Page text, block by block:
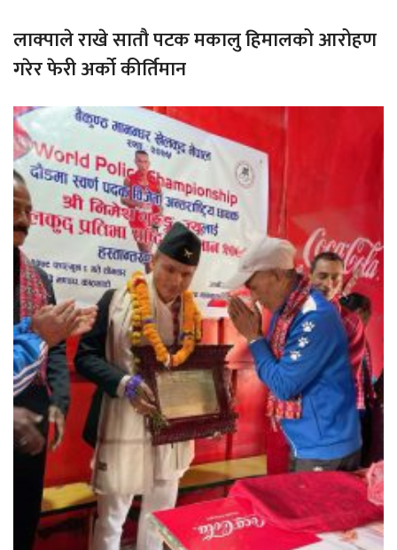
लाक्पाले राखे सातौ पटक मकालु हिमालको आरोहण
गरेर फेरी अर्को कीर्तिमान